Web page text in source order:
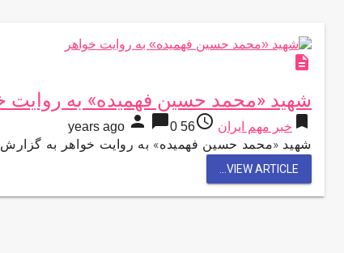
description
شهید «محمد حسین فهمیده» به روایت
bookmark خبر مهم ایران access_time
56 years ago
person chat_bubble0
شهید «محمد حسین فهمیده» به روایت خواهر به
VIEW ARTICLE...